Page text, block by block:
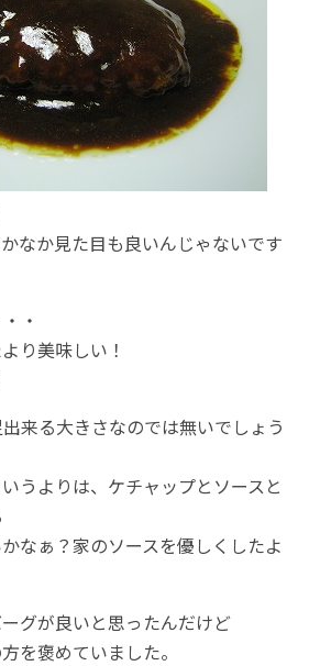
なか見た目も良いんじゃないです
・
り美味しい！
来る大きさなのでは無いでしょう
うよりは、ケチャップとソースと
なぁ？家のソースを優しくしたよ
グが良いと思ったんだけど
を褒めていました。